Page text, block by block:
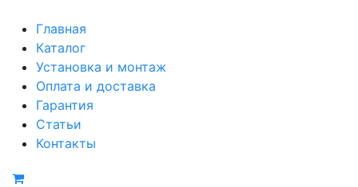
Главная
Каталог
Установка и монтаж
Оплата и доставка
Гарантия
Статьи
Контакты